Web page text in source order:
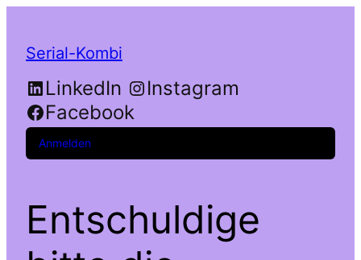
Serial-Kombi
LinkedIn
Instagram
Facebook
Anmelden
Entschuldige